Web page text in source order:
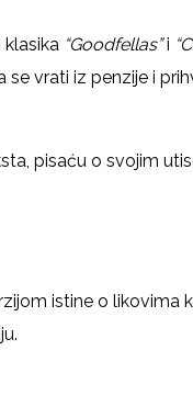
“Goodfellas”i
vrati iz penzije i
pisaću o svojim
istine o likovima